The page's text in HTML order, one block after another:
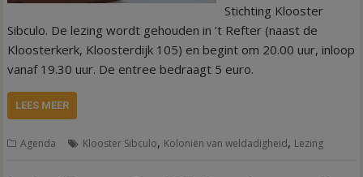
Stichting Klooster
Sibculo. De lezing wordt gehouden in ’t Refter (naast de
Kloosterkerk, Kloosterdijk 105) en begint om 20.00 uur, inloop
vanaf 19.30 uur. De entree bedraagt 5 euro.
LEES MEER
Agenda Klooster Sibculo, Koloniën van weldadigheid, Lezing